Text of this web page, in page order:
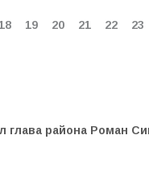
18 19 20 21 22 23
района Роман